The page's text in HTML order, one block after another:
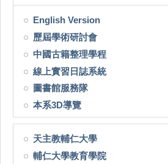
English Version
歷屆學術研討會
中國古籍整理學程
線上實習日誌系統
圖書館服務隊
本系3D導覽
天主教輔仁大學
輔仁大學教育學院